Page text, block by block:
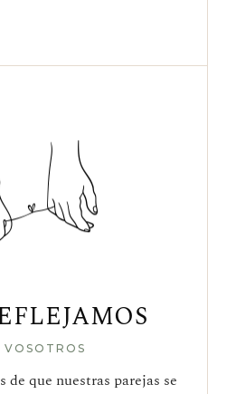
VOSOTROS
de que nuestras parejas se